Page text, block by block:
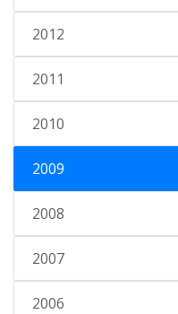
2012
2011
2010
2009
2008
2007
2006